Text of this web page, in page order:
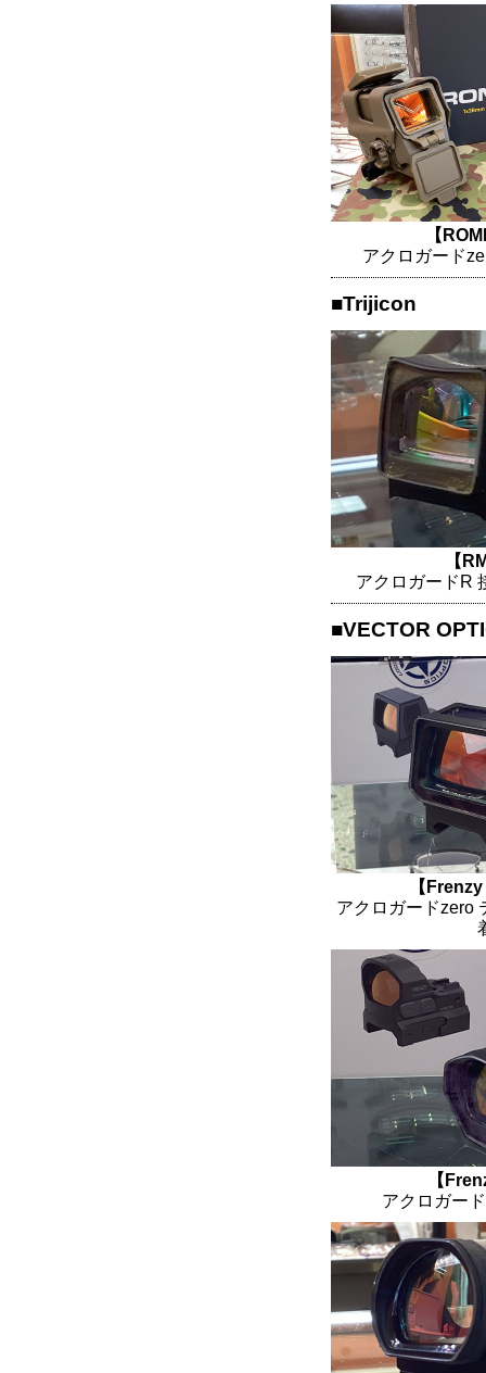
【
アクロガード
■Trijicon
【
アクロガードR
■VECTOR
【
アクロガードzero
【
アクロガー